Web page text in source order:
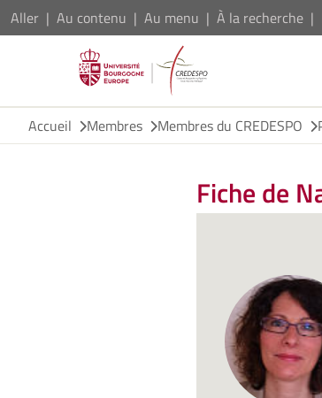
Aller Au contenu Au menu À la recherche
Accueil
Membres Membres du CREDESPO
Fiche de